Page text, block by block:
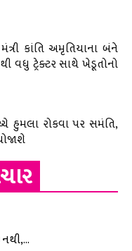
કાંતિ અમૃતિયાના બંને
વધુ ટ્રેક્ટર સાથે ખેડૂતોનો
હુમલા રોકવા પર સમંતિ,